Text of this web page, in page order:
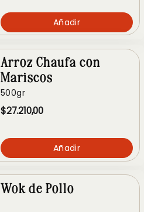
Añadir
Arroz Chaufa con
Mariscos
500gr
$27.210,00
Añadir
Wok de Pollo